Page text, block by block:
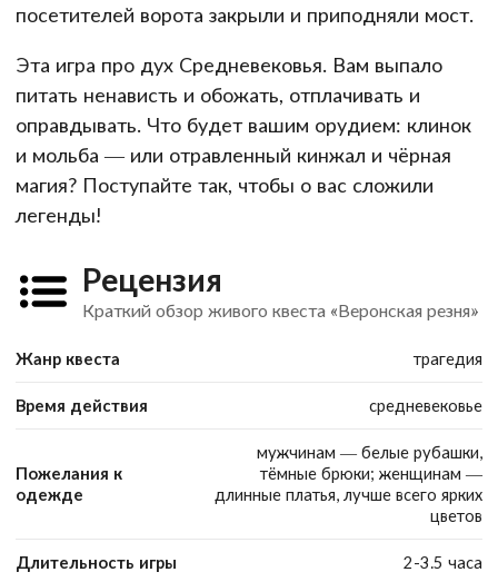
посетителей ворота закрыли и приподняли мост.
Эта игра про дух Средневековья. Вам выпало
питать ненависть и обожать, отплачивать и
оправдывать. Что будет вашим орудием: клинок
и мольба — или отравленный кинжал и чёрная
магия? Поступайте так, чтобы о вас сложили
легенды!
Рецензия
Краткий обзор живого квеста «Веронская резня»
Жанр квеста трагедия
Время действия средневековье
Пожелания к
одежде
мужчинам — белые рубашки,
тёмные брюки; женщинам —
длинные платья, лучше всего ярких
цветов
Длительность игры 2-3.5 часа